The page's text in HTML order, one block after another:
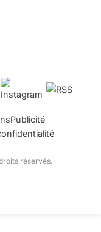
Publicité
réservés.